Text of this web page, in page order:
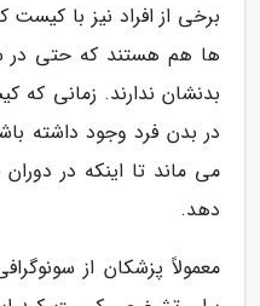
برخی از افراد نیز با
ها هم هستند که حتی در
بدنشان ندارند. زمانی که
در بدن فرد وجود داشته
می ماند تا اینکه در
دهد.
معمولاً پزشکان از